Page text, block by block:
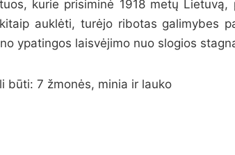
kurie prisiminė 1918 metų
auklėti, turėjo ribotas galimybes
ypatingos laisvėjimo nuo slogios